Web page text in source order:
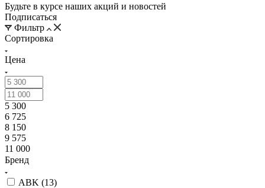
Будьте в курсе наших акций и новостей
Подписаться
Фильтр
Сортировка
Цена
5 300
6 725
8 150
9 575
11 000
Бренд
ABK (13)